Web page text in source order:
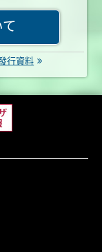
名稱。自『沖
出版CD版。
行資料